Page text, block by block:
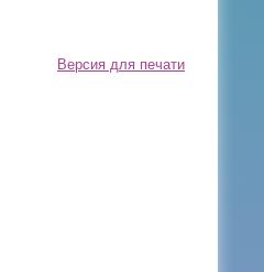
Версия для печати